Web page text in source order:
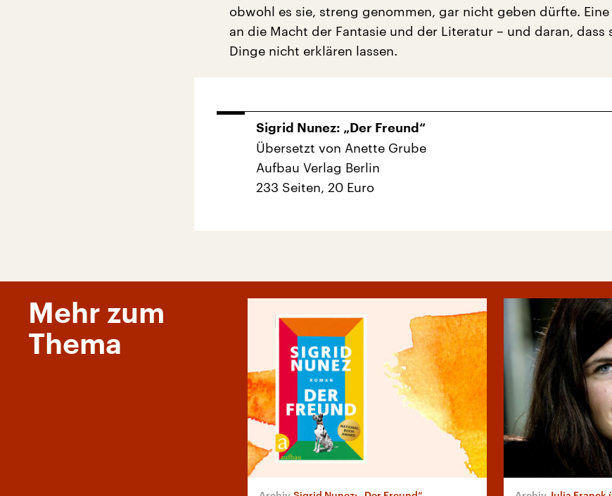
obwohl es sie, streng genommen, gar nicht geben dürfte.
an die Macht der Fantasie und der Literatur – und daran, dass
Dinge nicht erklären lassen.
Sigrid Nunez: „Der Freund“
Übersetzt von Anette Grube
Aufbau Verlag Berlin
233 Seiten, 20 Euro
Mehr zum
Thema